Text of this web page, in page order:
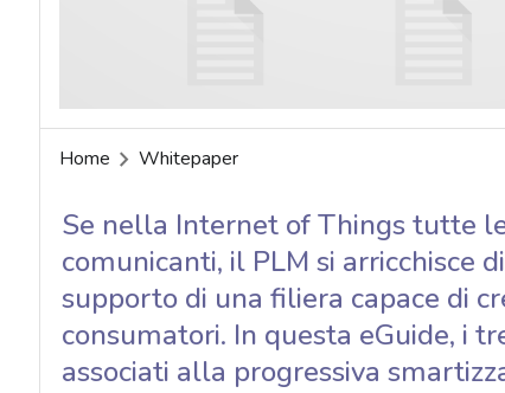
Home Whitepaper
Se nella Internet of Things tutte
comunicanti, il PLM si arricchisce
supporto di una filiera capace di
consumatori. In questa eGuide, i
associati alla progressiva